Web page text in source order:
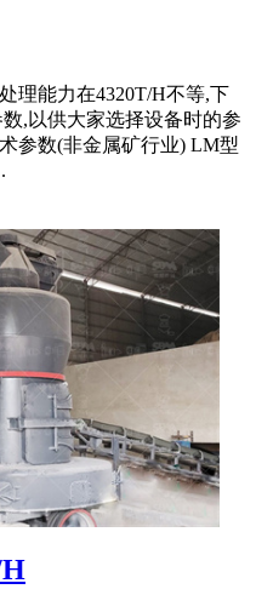
理能力在4320T/H不等,下
,以供大家选择设备时的参
参数(非金属矿行业) LM型